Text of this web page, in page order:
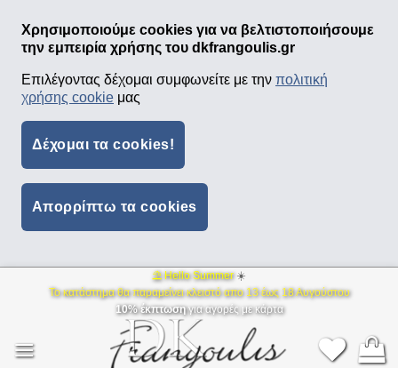
Χρησιμοποιούμε cookies για να βελτιστοποιήσουμε
την εμπειρία χρήσης του dkfrangoulis.gr
Επιλέγοντας δέχομαι συμφωνείτε με την πολιτική
χρήσης cookie μας
Δέχομαι τα cookies!
Απορρίπτω τα cookies
⛱ Hello Summer ☀️
Το κατάστημα θα παραμείνει κλειστό απο 13 έως 18 Αυγούστου
10% έκπτωσηγια αγορές με κάρτα